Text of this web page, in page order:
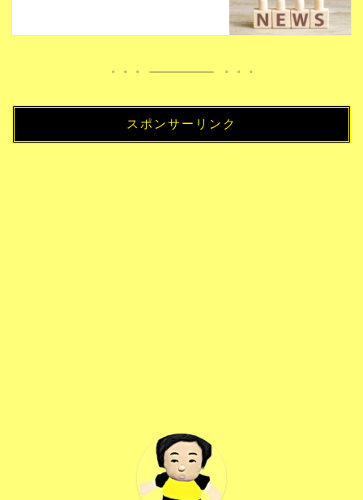
スポンサーリンク